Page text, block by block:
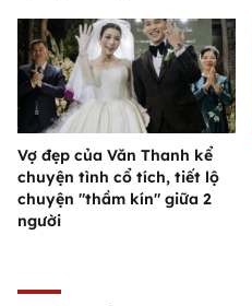
Vợ đẹp của Văn Thanh kể
chuyện tình cổ tích, tiết lộ
chuyện "thầm kín" giữa 2
người